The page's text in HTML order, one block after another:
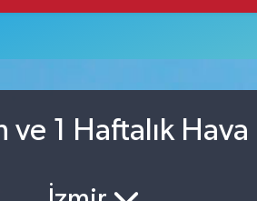
ve 1 Haftalık